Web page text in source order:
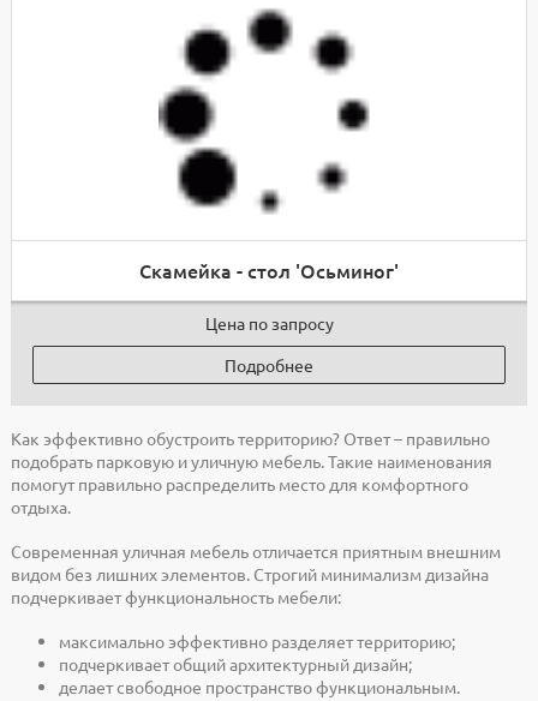
Скамейка - стол 'Осьминог'
Цена по запросу
Подробнее
Как эффективно обустроить территорию? Ответ – правильно
подобрать парковую и уличную мебель. Такие наименования
помогут правильно распределить место для комфортного
отдыха.
Современная уличная мебель отличается приятным внешним
видом без лишних элементов. Строгий минимализм дизайна
подчеркивает функциональность мебели:
максимально эффективно разделяет территорию;
подчеркивает общий архитектурный дизайн;
делает свободное пространство функциональным.